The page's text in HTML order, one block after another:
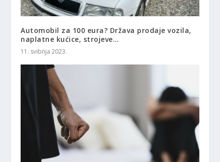
Automobil za 100 eura? Država prodaje vozila,
naplatne kućice, strojeve…
11. svibnja 2023.